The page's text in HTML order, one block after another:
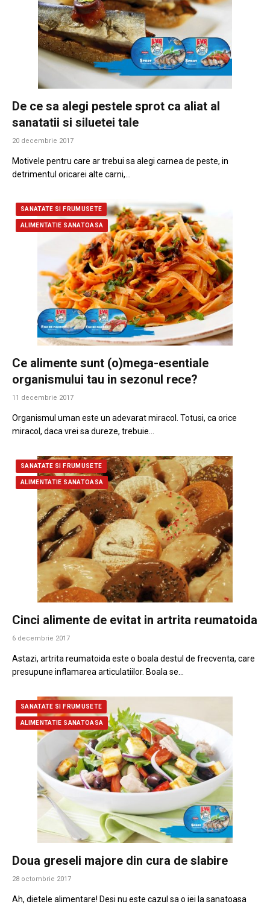
De ce sa alegi pestele sprot ca aliat al
sanatatii si siluetei tale
20 decembrie 2017
Motivele pentru care ar trebui sa alegi carnea de peste, in
detrimentul oricarei alte carni,…
SANATATE SI FRUMUSETE
ALIMENTATIE SANATOASA
Ce alimente sunt (o)mega-esentiale
organismului tau in sezonul rece?
11 decembrie 2017
Organismul uman este un adevarat miracol. Totusi, ca orice
miracol, daca vrei sa dureze, trebuie…
SANATATE SI FRUMUSETE
ALIMENTATIE SANATOASA
Cinci alimente de evitat in artrita reumatoida
6 decembrie 2017
Astazi, artrita reumatoida este o boala destul de frecventa, care
presupune inflamarea articulatiilor. Boala se…
SANATATE SI FRUMUSETE
ALIMENTATIE SANATOASA
Doua greseli majore din cura de slabire
28 octombrie 2017
Ah, dietele alimentare! Desi nu este cazul sa o iei la sanatoasa